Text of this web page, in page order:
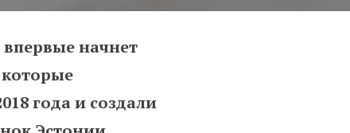
с первой продукцией
начнет
года и создали